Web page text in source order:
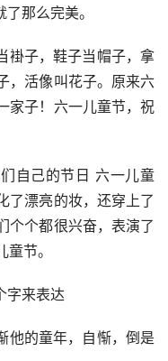
那么完美。
褂子，鞋子当帽子，拿
，活像叫花子。原来六
家子！六一儿童节，祝
自己的节日 六一儿童
了漂亮的妆，还穿上了
个个都很兴奋，表演了
节。
字来表达
他的童年，自惭，倒是